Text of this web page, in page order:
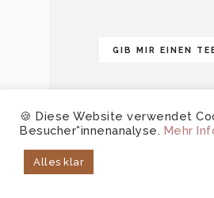
GIB MIR EINEN
🍪 Diese Website verwendet
Besucher*innenanalyse. Mehr
Alles klar